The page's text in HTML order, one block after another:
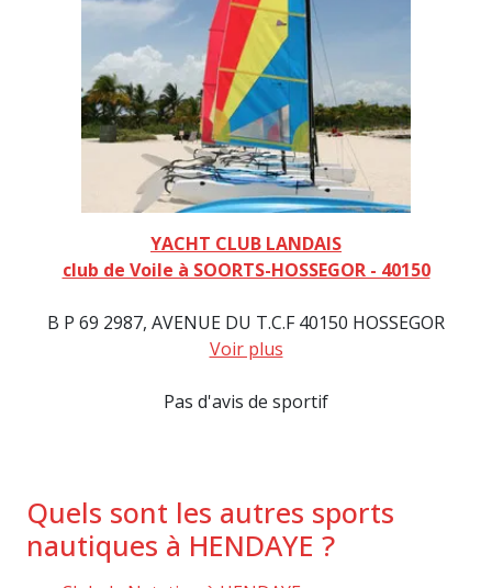
YACHT CLUB LANDAIS
club de Voile à SOORTS-HOSSEGOR - 40150
B P 69 2987, AVENUE DU T.C.F 40150 HOSSEGOR
Voir plus
Pas d'avis de sportif
Quels sont les autres sports
nautiques à HENDAYE ?